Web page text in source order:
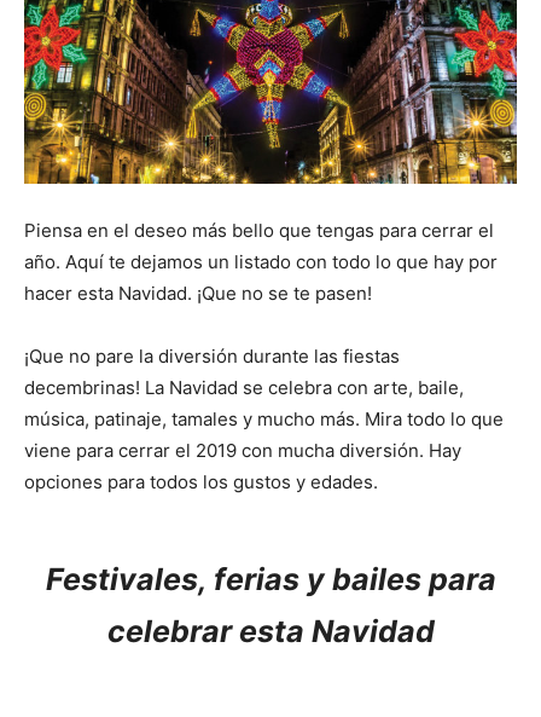
Piensa en el deseo más bello que tengas para cerrar el
año. Aquí te dejamos un listado con todo lo que hay por
hacer esta Navidad. ¡Que no se te pasen!
¡Que no pare la diversión durante las fiestas
decembrinas! La Navidad se celebra con arte, baile,
música, patinaje, tamales y mucho más. Mira todo lo que
viene para cerrar el 2019 con mucha diversión. Hay
opciones para todos los gustos y edades.
Festivales, ferias y bailes para
celebrar esta Navidad